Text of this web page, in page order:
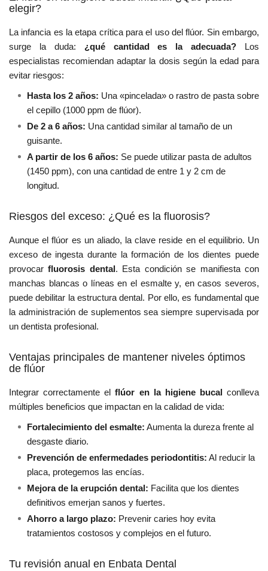
elegir?
La infancia es la etapa crítica para el uso del flúor. Sin embargo,
surge la duda: ¿qué cantidad es la adecuada? Los
especialistas recomiendan adaptar la dosis según la edad para
evitar riesgos:
Hasta los 2 años: Una «pincelada» o rastro de pasta sobre
el cepillo (1000 ppm de flúor).
De 2 a 6 años: Una cantidad similar al tamaño de un
guisante.
A partir de los 6 años: Se puede utilizar pasta de adultos
(1450 ppm), con una cantidad de entre 1 y 2 cm de
longitud.
Riesgos del exceso: ¿Qué es la fluorosis?
Aunque el flúor es un aliado, la clave reside en el equilibrio. Un
exceso de ingesta durante la formación de los dientes puede
provocarfluorosis dental . Esta condición se manifiesta con
manchas blancas o líneas en el esmalte y, en casos severos,
puede debilitar la estructura dental. Por ello, es fundamental que
la administración de suplementos sea siempre supervisada por
un dentista profesional.
Ventajas principales de mantener niveles óptimos
de flúor
Integrar correctamente elflúor en la higiene bucal conlleva
múltiples beneficios que impactan en la calidad de vida:
Fortalecimiento del esmalte: Aumenta la dureza frente al
desgaste diario.
Prevención de enfermedades periodontitis: Al reducir la
placa, protegemos las encías.
Mejora de la erupción dental: Facilita que los dientes
definitivos emerjan sanos y fuertes.
Ahorro a largo plazo: Prevenir caries hoy evita
tratamientos costosos y complejos en el futuro.
Tu revisión anual en Enbata Dental